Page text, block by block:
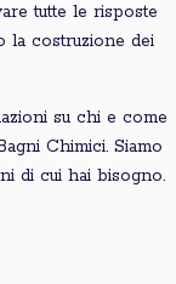
tutte le risposte
la costruzione dei
su chi e come
Chimici. Siamo
di cui hai bisogno.